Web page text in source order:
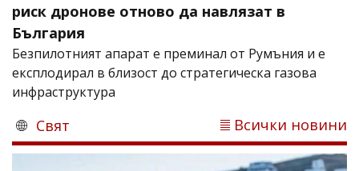
риск дронове отново да навлязат в
България
Безпилотният апарат е преминал от Румъния и е
експлодирал в близост до стратегическа газова
инфраструктура
Свят Всички новини